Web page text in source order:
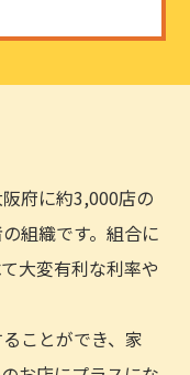
府に約3,000店の
組織です。組合に
大変有利な利率や
ことができ、家